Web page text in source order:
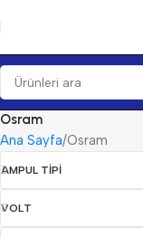
Osram
Ana Sayfa Osram
AMPUL TIPI
VOLT